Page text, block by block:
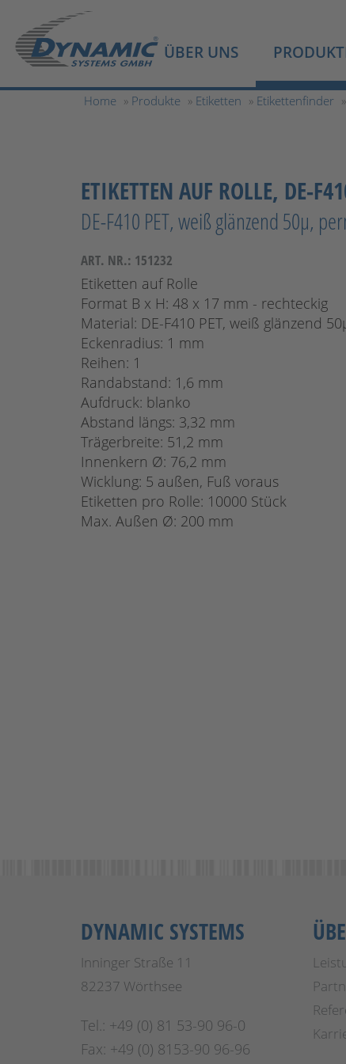
ÜBER UNS
Home » Produkte » Etiketten » Etikettenfinder
ETIKETTEN AUF ROLLE, DE-
DE-F410 PET, weiß glänzend 50µ,
ART. NR.: 151232
Etiketten auf Rolle
Format B x H: 48 x 17 mm - rechteckig
Material: DE-F410 PET, weiß glänzend
Eckenradius: 1 mm
Reihen: 1
Randabstand: 1,6 mm
Aufdruck: blanko
Abstand längs: 3,32 mm
Trägerbreite: 51,2 mm
Innenkern Ø: 76,2 mm
Wicklung: 5 außen, Fuß voraus
Etiketten pro Rolle: 10000 Stück
Max. Außen Ø: 200 mm
DYNAMIC SYSTEMS
Inninger Straße 11
82237 Wörthsee
Tel.: +49 (0) 81 53-90 96-0
Fax: +49 (0) 8153-90 96-96